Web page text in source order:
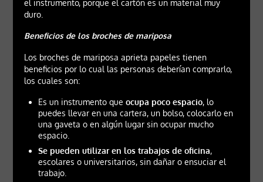
el instrumento, porque el cartón es un material muy
duro.
Beneficios de los broches de mariposa
Los broches de mariposa aprieta papeles tienen
beneficios por lo cual las personas deberían comprarlo,
los cuales son:
Es un instrumento que ocupa poco espacio, lo
puedes llevar en una cartera, un bolso, colocarlo en
una gaveta o en algún lugar sin ocupar mucho
espacio.
Se pueden utilizar en los trabajos de oficina,
escolares o universitarios, sin dañar o ensuciar el
trabajo.